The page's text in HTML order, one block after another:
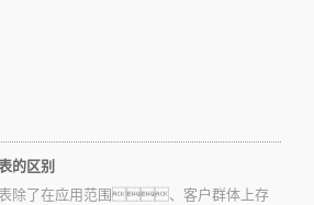
的区别
表除了在应用范围、客户群体上存